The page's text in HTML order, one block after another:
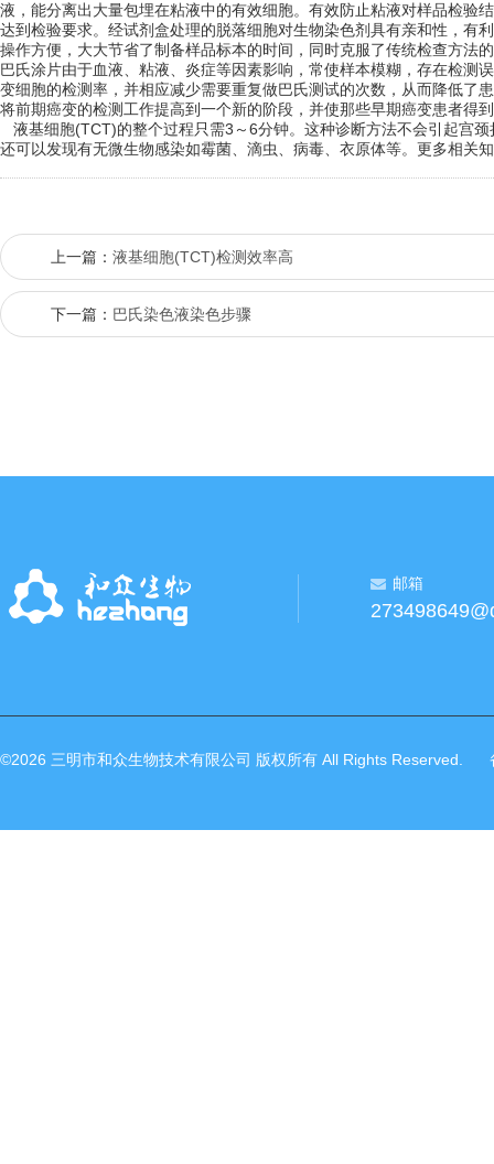
液，能分离出大量包埋在粘液中的有效细胞。有效防止粘液对样品检验
达到检验要求。经试剂盒处理的脱落细胞对生物染色剂具有亲和性，有
操作方便，大大节省了制备样品标本的时间，同时克服了传统检查方法
巴氏涂片由于血液、粘液、炎症等因素影响，常使样本模糊，存在检测
变细胞的检测率，并相应减少需要重复做巴氏测试的次数，从而降低了
将前期癌变的检测工作提高到一个新的阶段，并使那些早期癌变患者得
液基细胞(TCT)的整个过程只需3～6分钟。这种诊断方法不会引起宫
还可以发现有无微生物感染如霉菌、滴虫、病毒、衣原体等。更多相关
上一篇： 液基细胞(TCT)检测效率高
下一篇： 巴氏染色液染色步骤
邮箱
©2026 三明市和众生物技术有限公司 版权所有 All Rights Reserved.